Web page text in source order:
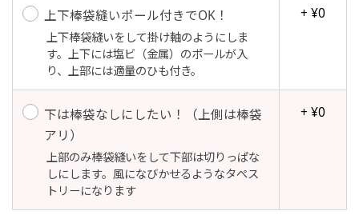
上下棒袋縫いポール付きでOK！
上下棒袋縫いをして掛け軸のようにしま
す。上下には塩ビ（金属）のポールが入
り、上部には適量のひも付き。
+ ¥0
下は棒袋なしにしたい！（上側は棒袋
アリ）
上部のみ棒袋縫いをして下部は切りっぱな
しにします。風になびかせるようなタぺス
トリーになります
+ ¥0
由なサイズを指定下さい！
あんな場所こんな場所お好みのサイズでお好みの
幕の製作をお楽しみください
（※cm単位での指定でおねがいいたします。）
(180x30)
レギュラーのれんスリムは横幕の上部にチチを5
か所つけて疑似的にのれんのような幕をつくりま
す。